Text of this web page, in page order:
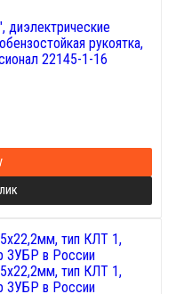
рукоятка,
22145-1-16